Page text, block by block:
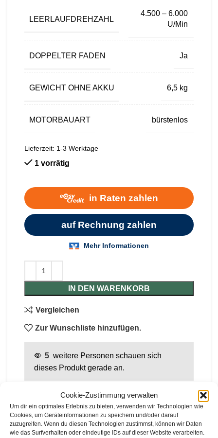
Cookie-Zustimmung verwalten
Um dir ein optimales Erlebnis zu bieten, verwenden wir Technologien wie
Cookies, um Geräteinformationen zu speichern und/oder darauf
zuzugreifen. Wenn du diesen Technologien zustimmst, können wir Daten
wie das Surfverhalten oder eindeutige IDs auf dieser Website verarbeiten.
LEERLAUFDREHZAHL
4.500 – 6.000
U/Min
DOPPELTER FADEN Ja
GEWICHT OHNE AKKU 6,5 kg
MOTORBAUART bürstenlos
Lieferzeit: 1-3 Werktage
1 vorrätig
IN DEN WARENKORB
Vergleichen
Zur Wunschliste hinzufügen.
5 weitere Personen schauen sich
dieses Produkt gerade an.
BESCHREIBUNG
Der EGO Akku-Freischneider und Rasentrimmer
STX3800 setzen neue Maßstäbe in puncto